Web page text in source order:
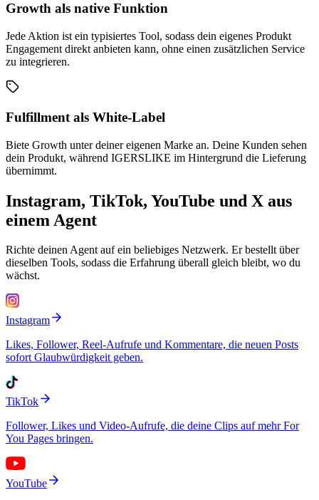
Growth als native Funktion
Jede Aktion ist ein typisiertes Tool, sodass dein eigenes Produkt
Engagement direkt anbieten kann, ohne einen zusätzlichen Service
zu integrieren.
Fulfillment als White-Label
Biete Growth unter deiner eigenen Marke an. Deine Kunden sehen
dein Produkt, während IGERSLIKE im Hintergrund die Lieferung
übernimmt.
Instagram, TikTok, YouTube und X aus
einem Agent
Richte deinen Agent auf ein beliebiges Netzwerk. Er bestellt über
dieselben Tools, sodass die Erfahrung überall gleich bleibt, wo du
wächst.
Instagram
Likes, Follower, Reel-Aufrufe und Kommentare, die neuen Posts
sofort Glaubwürdigkeit geben.
TikTok
Follower, Likes und Video-Aufrufe, die deine Clips auf mehr For
You Pages bringen.
YouTube